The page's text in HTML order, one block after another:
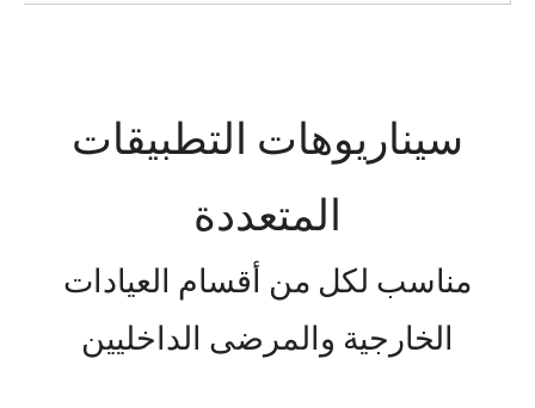
سيناريوهات التطبيقات
المتعددة
مناسب لكل من أقسام العيادات
الخارجية والمرضى الداخليين